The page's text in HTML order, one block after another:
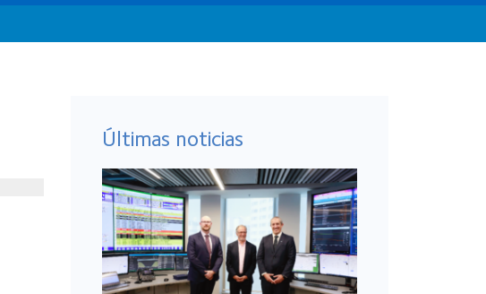
Últimas noticias